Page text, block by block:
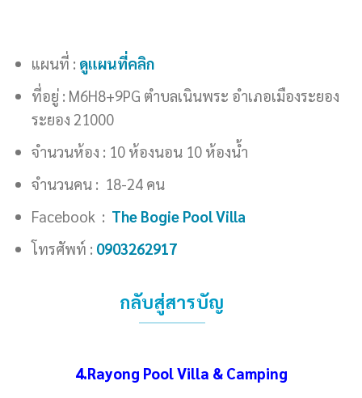
แผนที่ : ดูแผนที่คลิก
ที่อยู่ : M6H8+9PG ตำบลเนินพระ อำเภอเมืองระยอง
ระยอง 21000
จำนวนห้อง : 10 ห้องนอน 10 ห้องน้ำ
จำนวนคน : 18-24 คน
Facebook : The Bogie Pool Villa
โทรศัพท์ : 0903262917
กลับสู่สารบัญ
4.Rayong Pool Villa & Camping